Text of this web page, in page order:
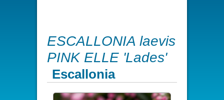
ESCALLONIA laevis
PINK ELLE 'Lades'
Escallonia